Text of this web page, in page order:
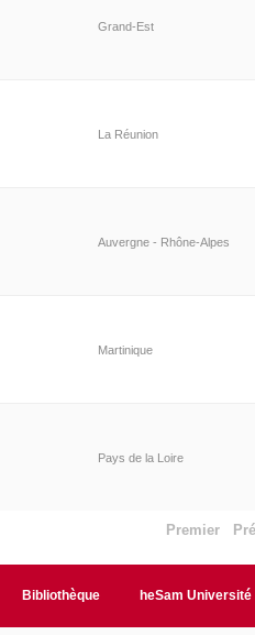
Grand-Est
La Réunion
Auvergne - Rhône-Alpes
Martinique
Pays de la Loire
Premier
Bibliothèque heSam Université